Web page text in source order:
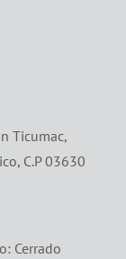
Ticumac,
C.P 03630
Cerrado